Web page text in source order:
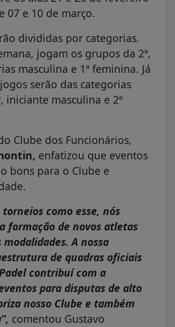
07 e 10 de março.
divididas por categorias.
jogam os grupos da 2ª,
masculina e 1ª feminina. Já
serão das categorias
iniciante masculina e 2ª
Clube dos Funcionários,
enfatizou que eventos
bons para o Clube e
torneios como esse, nós
formação de novos atletas
A nossa
de quadras oficiais
contribuí com a
para disputas de alto
nosso Clube e também
comentou Gustavo